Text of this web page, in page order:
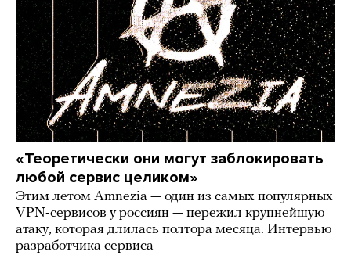
«Теоретически они могут заблокировать
любой сервис целиком»
Этим летом Amnezia — один из самых популярных
VPN-сервисов у россиян — пережил крупнейшую
атаку, которая длилась полтора месяца. Интервью
разработчика сервиса